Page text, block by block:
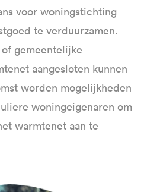
voor woningstichting
te verduurzamen.
gemeentelijke
aangesloten kunnen
worden mogelijkheden
woningeigenaren om
warmtenet aan te